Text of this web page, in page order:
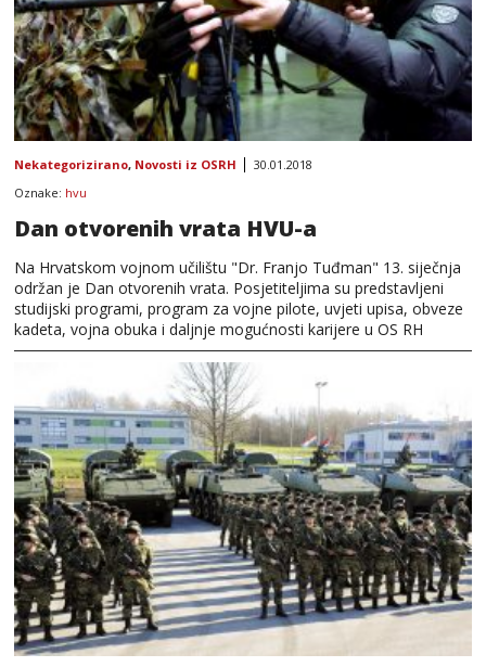
Nekategorizirano, Novosti iz OSRH
30.01.2018
Oznake: hvu
Dan otvorenih vrata HVU-a
Na Hrvatskom vojnom učilištu "Dr. Franjo Tuđman" 13. siječnja
održan je Dan otvorenih vrata. Posjetiteljima su predstavljeni
studijski programi, program za vojne pilote, uvjeti upisa, obveze
kadeta, vojna obuka i daljnje mogućnosti karijere u OS RH